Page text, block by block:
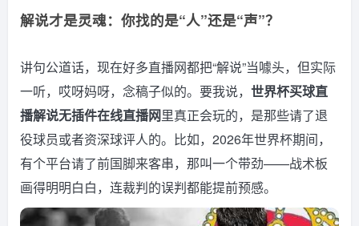
解说才是灵魂：你找的是“人”还是“声”？
讲句公道话，现在好多直播网都把“解说”当噱头，但实际
一听，哎呀妈呀，念稿子似的。要我说， 世界杯买球直
播解说无插件在线直播网里真正会玩的，是那些请了退
役球员或者资深球评人的。比如，2026年世界杯期间，
有个平台请了前国脚来客串，那叫一个带劲——战术板
画得明明白白，连裁判的误判都能提前预感。